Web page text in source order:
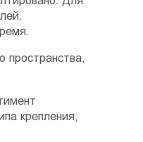
крепления,